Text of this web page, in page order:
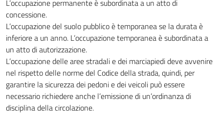
L’occupazione permanente è subordinata a un atto di
concessione.
L’occupazione del suolo pubblico è temporanea se la durata è
inferiore a un anno. L’occupazione temporanea è subordinata a
un atto di autorizzazione.
L’occupazione delle aree stradali e dei marciapiedi deve avvenire
nel rispetto delle norme del Codice della strada, quindi, per
garantire la sicurezza dei pedoni e dei veicoli può essere
necessario richiedere anche l’emissione di un’ordinanza di
disciplina della circolazione.